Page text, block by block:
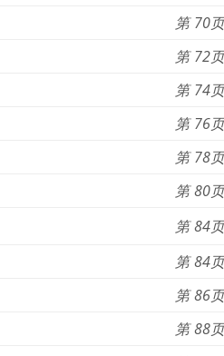
70
72
74
76
78
80
84
84
86
88